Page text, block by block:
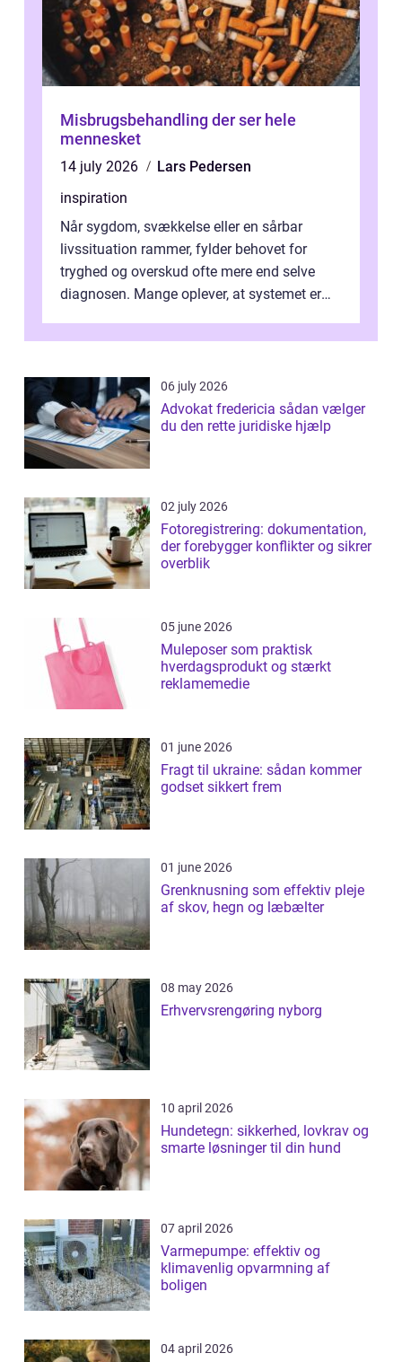
Misbrugsbehandling der ser hele
mennesket
14 july 2026
Lars Pedersen
inspiration
Når sygdom, svækkelse eller en sårbar
livssituation rammer, fylder behovet for
tryghed og overskud ofte mere end selve
diagnosen. Mange oplever, at systemet er
06 july 2026
Advokat fredericia sådan vælger
du den rette juridiske hjælp
02 july 2026
Fotoregistrering: dokumentation,
der forebygger konflikter og sikrer
overblik
05 june 2026
Muleposer som praktisk
hverdagsprodukt og stærkt
reklamemedie
01 june 2026
Fragt til ukraine: sådan kommer
godset sikkert frem
01 june 2026
Grenknusning som effektiv pleje
af skov, hegn og læbælter
08 may 2026
Erhvervsrengøring nyborg
10 april 2026
Hundetegn: sikkerhed, lovkrav og
smarte løsninger til din hund
07 april 2026
Varmepumpe: effektiv og
klimavenlig opvarmning af
boligen
04 april 2026